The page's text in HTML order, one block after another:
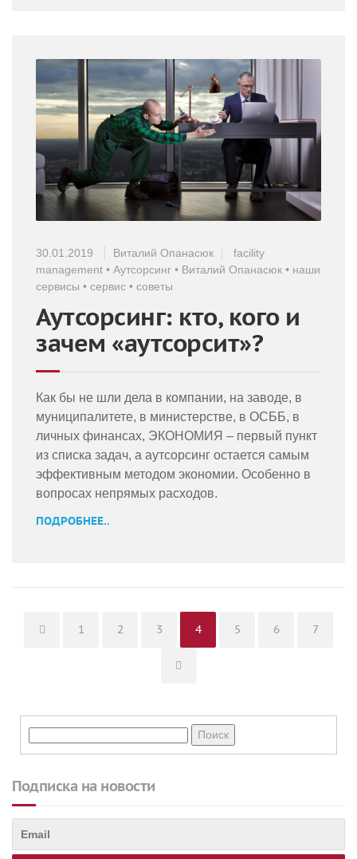
30.01.2019 Виталий Опанасюк
facility
management • Аутсорсинг • Виталий Опанасюк • наши
сервисы • сервис • советы
Аутсорсинг: кто, кого и
зачем «аутсорсит»?
Как бы не шли дела в компании, на заводе, в
муниципалитете, в министерстве, в ОСББ, в
личных финансах, ЭКОНОМИЯ – первый пункт
из списка задач, а аутсорсинг остается самым
эффективным методом экономии. Особенно в
вопросах непрямых расходов.
ПОДРОБНЕЕ..
Page
1 Page
2 Page
3 Page
4 Page
5 Page
6 Page
7
Подписка на новости